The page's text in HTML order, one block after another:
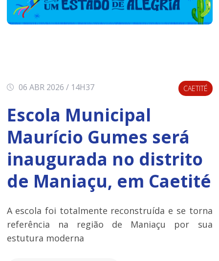
06 ABR 2026 / 14H37 CAETITÉ
Escola Municipal
Maurício Gumes será
inaugurada no distrito
de Maniaçu, em Caetité
A escola foi totalmente reconstruída e se torna
referência na região de Maniaçu por sua
estutura moderna